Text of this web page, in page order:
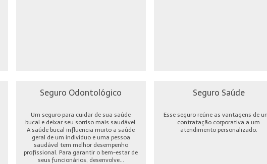
Seguro Odontológico
Um seguro para cuidar de sua saúde
bucal e deixar seu sorriso mais saudável.
A saúde bucal influencia muito a saúde
geral de um indivíduo e uma pessoa
saudável tem melhor desempenho
profissional. Para garantir o bem-estar de
seus funcionários, desenvolve...
Seguro Saúde
Esse seguro reúne as vantagens de
contratação corporativa a um
atendimento personalizado.